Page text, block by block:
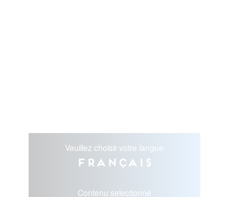
Veuillez choisir votre langue
Français
Contenu selectionné